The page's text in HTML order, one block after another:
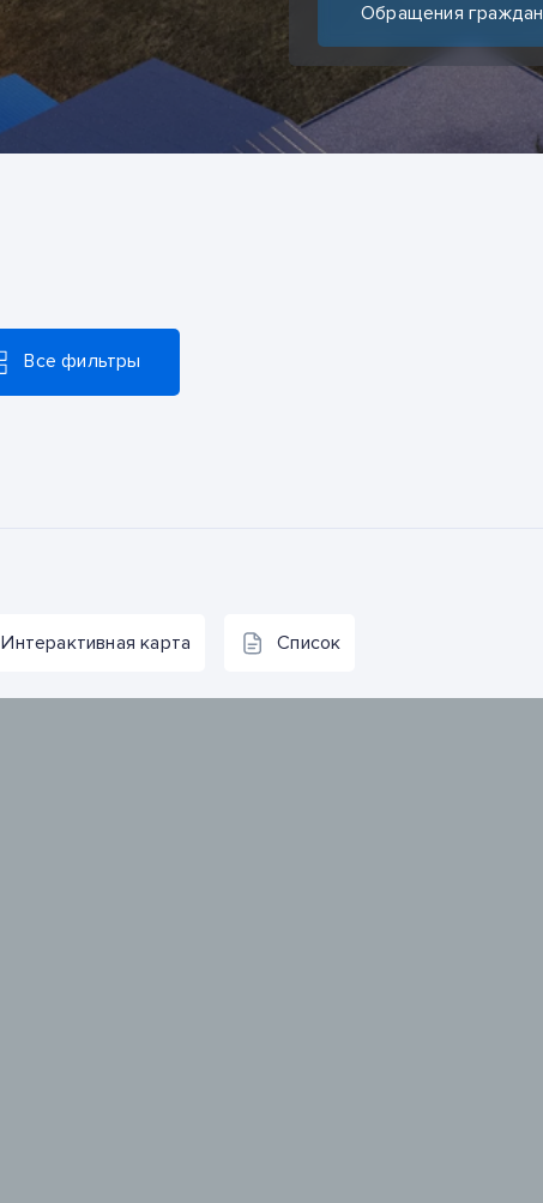
Обращения граждан
Все фильтры
Интерактивная карта Список